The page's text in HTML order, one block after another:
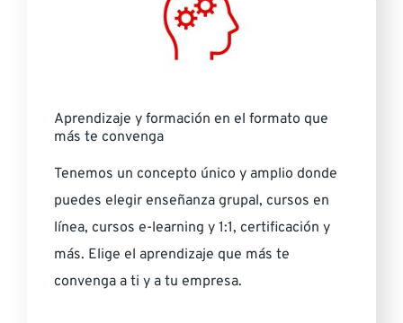
Aprendizaje y formación en el formato que
más te convenga
Tenemos un concepto único y amplio donde
puedes elegir enseñanza grupal, cursos en
línea, cursos e-learning y 1:1, certificación y
más. Elige el aprendizaje que más te
convenga a ti y a tu empresa.